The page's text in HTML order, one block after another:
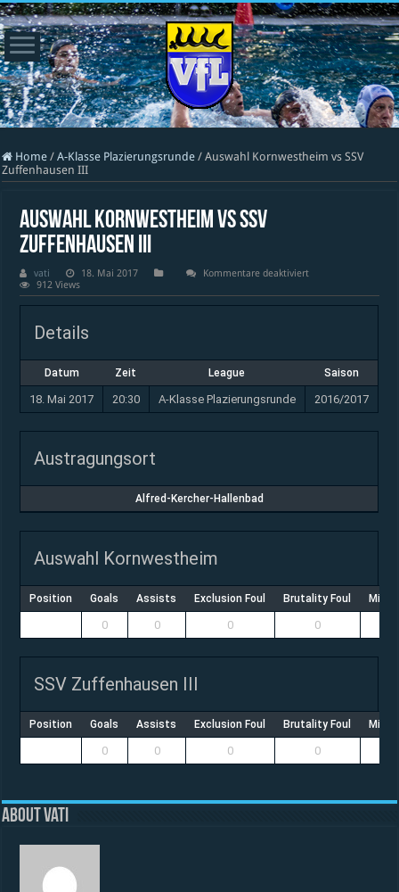
Home / A-Klasse Plazierungsrunde / Auswahl Kornwestheim vs SSV
Zuffenhausen III
Auswahl Kornwestheim vs SSV
Zuffenhausen III
vati 18. Mai 2017 Kommentare deaktiviertfür
Kornwestheim
vs
912 Views
Details
Datum Zeit League Saison
18. Mai 2017 20:30 A-Klasse Plazierungsrunde 2016/2017
Austragungsort
Alfred-Kercher-Hallenbad
Auswahl Kornwestheim
Position Goals Assists Exclusion Foul Brutality Foul
0 0 0 0
SSV Zuffenhausen III
Position Goals Assists Exclusion Foul Brutality Foul
0 0 0 0
About vati